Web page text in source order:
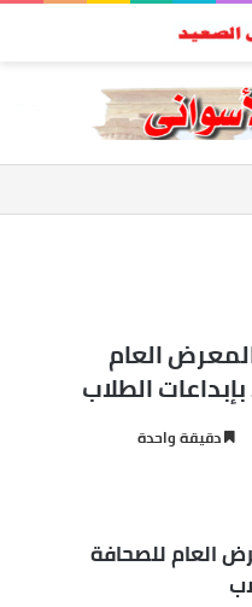
العام
الطلاب
دقيقة واحدة
العام للصحافة